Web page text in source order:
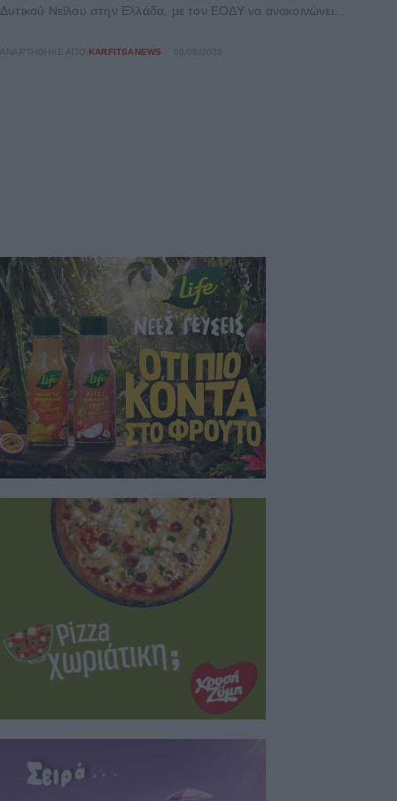
Δυτικού Νείλου στην Ελλάδα, με τον ΕΟΔΥ να ανακοινώνει...
ΑΝΑΡΤΉΘΗΚΕ ΑΠΌ KARFITSANEWS